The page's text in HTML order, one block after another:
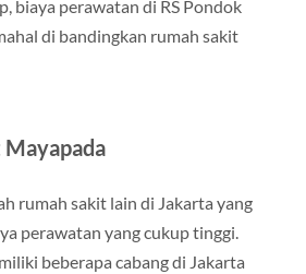
biaya perawatan di RS Pondok
di bandingkan rumah sakit
Mayapada
rumah sakit lain di Jakarta yang
perawatan yang cukup tinggi.
beberapa cabang di Jakarta